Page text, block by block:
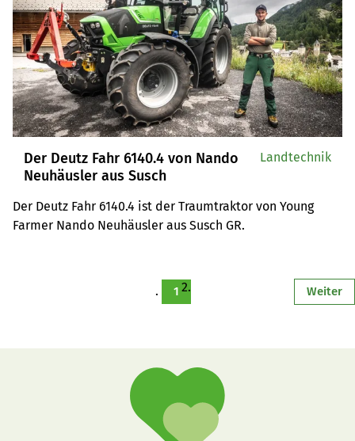
Der Deutz Fahr 6140.4 von Nando
Neuhäusler aus Susch
Der Deutz Fahr 6140.4 ist der Traumtraktor von Young
Farmer Nando Neuhäusler aus Susch GR.
Landtechnik
1 Weiter